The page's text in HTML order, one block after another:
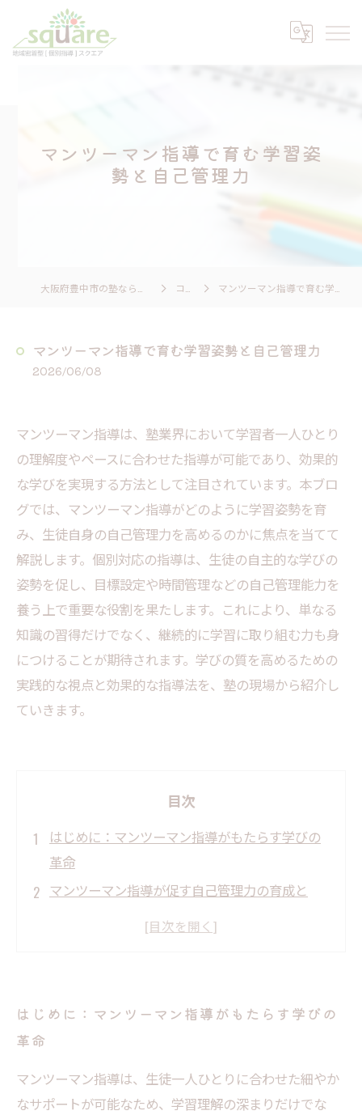
マンツーマン指導で育む学習姿
勢と自己管理力
コラム マンツーマン指導で育む学習姿勢と自己管理力
マンツーマン指導で育む学習姿勢と自己管理力
2026/06/08
マンツーマン指導は、塾業界において学習者一人ひとり
の理解度やペースに合わせた指導が可能であり、効果的
な学びを実現する方法として注目されています。本ブロ
グでは、マンツーマン指導がどのように学習姿勢を育
み、生徒自身の自己管理力を高めるのかに焦点を当てて
解説します。個別対応の指導は、生徒の自主的な学びの
姿勢を促し、目標設定や時間管理などの自己管理能力を
養う上で重要な役割を果たします。これにより、単なる
知識の習得だけでなく、継続的に学習に取り組む力も身
につけることが期待されます。学びの質を高めるための
実践的な視点と効果的な指導法を、塾の現場から紹介し
ていきます。
目次
はじめに：マンツーマン指導がもたらす学びの
革命
マンツーマン指導が促す自己管理力の育成と
来展望
な活用法
塾現場から見る成功例：学習姿勢と自己管理力
はじめに：マンツーマン指導がもたらす学びの
革命
マンツーマン指導は、生徒一人ひとりに合わせた細やか
なサポートが可能なため、学習理解の深まりだけでな